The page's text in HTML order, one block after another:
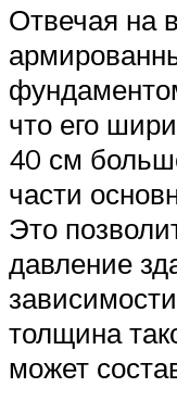
Отвечая на
что его
40 см
части
Это
давление
толщина
может